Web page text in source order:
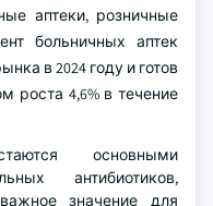
аптеки, розничные
больничных аптек
в 2024 году и готов
роста 4,6% в течение
основными
антибиотиков,
значение для